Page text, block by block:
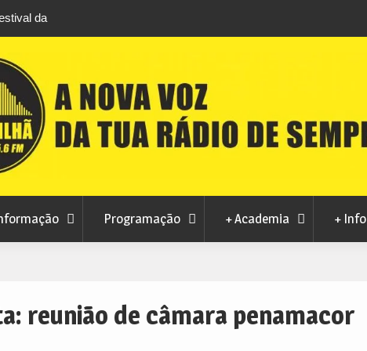
da
levou milhares de visitantes a Penamacor
Programação + Academia + Info
reunião de câmara penamacor